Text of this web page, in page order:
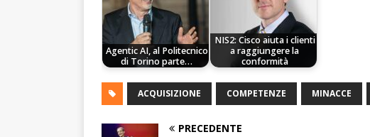
Agentic AI, al Politecnico
di Torino parte…
NIS2: Cisco aiuta i clienti
a raggiungere la
conformità
ACQUISIZIONE COMPETENZE MINACCE
PRECEDENTE